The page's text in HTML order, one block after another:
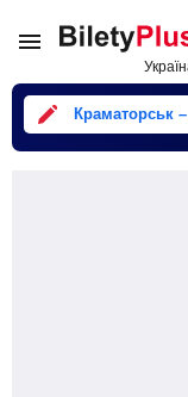
Краматорськ